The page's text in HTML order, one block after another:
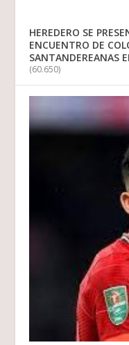
HEREDERO SE
ENCUENTRO DE
SANTANDEREANAS
(60.650)